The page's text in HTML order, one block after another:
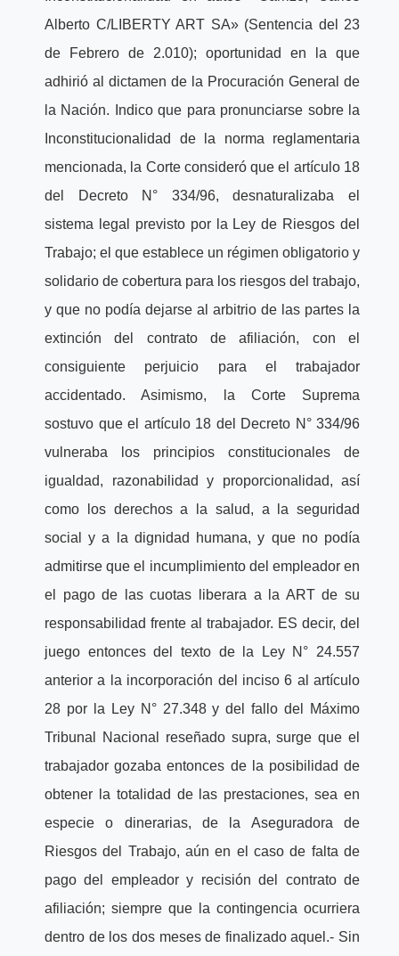
Alberto C/LIBERTY ART SA» (Sentencia del 23
de Febrero de 2.010); oportunidad en la que
adhirió al dictamen de la Procuración General de
la Nación. Indico que para pronunciarse sobre la
Inconstitucionalidad de la norma reglamentaria
mencionada, la Corte consideró que el artículo 18
del Decreto N° 334/96, desnaturalizaba el
sistema legal previsto por la Ley de Riesgos del
Trabajo; el que establece un régimen obligatorio y
solidario de cobertura para los riesgos del trabajo,
y que no podía dejarse al arbitrio de las partes la
extinción del contrato de afiliación, con el
consiguiente perjuicio para el trabajador
accidentado. Asimismo, la Corte Suprema
sostuvo que el artículo 18 del Decreto N° 334/96
vulneraba los principios constitucionales de
igualdad, razonabilidad y proporcionalidad, así
como los derechos a la salud, a la seguridad
social y a la dignidad humana, y que no podía
admitirse que el incumplimiento del empleador en
el pago de las cuotas liberara a la ART de su
responsabilidad frente al trabajador. ES decir, del
juego entonces del texto de la Ley N° 24.557
anterior a la incorporación del inciso 6 al artículo
28 por la Ley N° 27.348 y del fallo del Máximo
Tribunal Nacional reseñado supra, surge que el
trabajador gozaba entonces de la posibilidad de
obtener la totalidad de las prestaciones, sea en
especie o dinerarias, de la Aseguradora de
Riesgos del Trabajo, aún en el caso de falta de
pago del empleador y recisión del contrato de
afiliación; siempre que la contingencia ocurriera
dentro de los dos meses de finalizado aquel.- Sin